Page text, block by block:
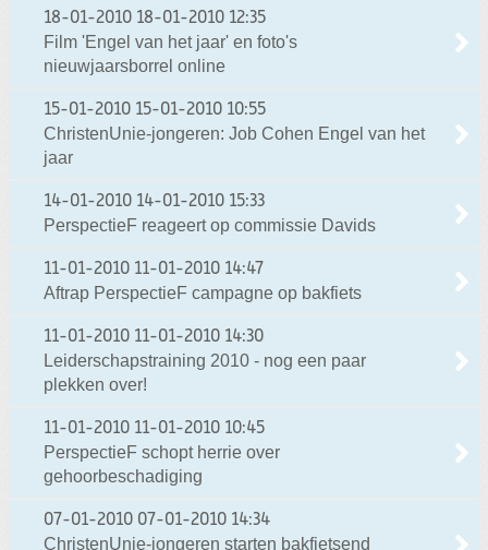
18-01-2010 18-01-2010 12:35
Film 'Engel van het jaar' en foto's
nieuwjaarsborrel online
15-01-2010 15-01-2010 10:55
ChristenUnie-jongeren: Job Cohen Engel van het
jaar
14-01-2010 14-01-2010 15:33
PerspectieF reageert op commissie Davids
11-01-2010 11-01-2010 14:47
Aftrap PerspectieF campagne op bakfiets
11-01-2010 11-01-2010 14:30
Leiderschapstraining 2010 - nog een paar
plekken over!
11-01-2010 11-01-2010 10:45
PerspectieF schopt herrie over
gehoorbeschadiging
07-01-2010 07-01-2010 14:34
ChristenUnie-jongeren starten bakfietsend